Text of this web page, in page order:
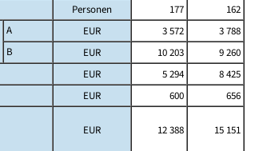
Personen 177
162
A EUR 3 572
3 788
B
EUR 10 203
9 260
EUR 5 294
8 425
EUR 600
656
EUR 12 388 15 151